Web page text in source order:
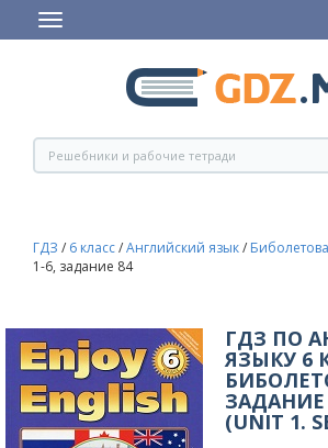
ГДЗ / 6 класс/Английский язык/ Биболетова
1-6, задание 84
ГДЗ ПО
ЯЗЫКУ 6
(UNIT 1.